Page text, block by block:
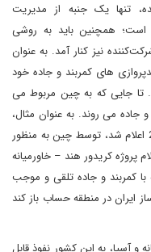
تنها یک جنبه از مدیریت
است؛ همچنین باید به روشی
نیز کنار آمد. به عنوان
های کمربند و جاده خود
تا جایی که به چین مربوط می
و جاده می روند. به عنوان مثال،
توافق آشتی سعودی – ایران که در مارس 2023 اعلام شد، توسط چین به منظور
پروژه کریدور هند – خاورمیانه
با کمربند و جاده تلقی و موجب
ایران در منطقه حساب باز کند
و آسیا، به این کشور نفوذ قابل